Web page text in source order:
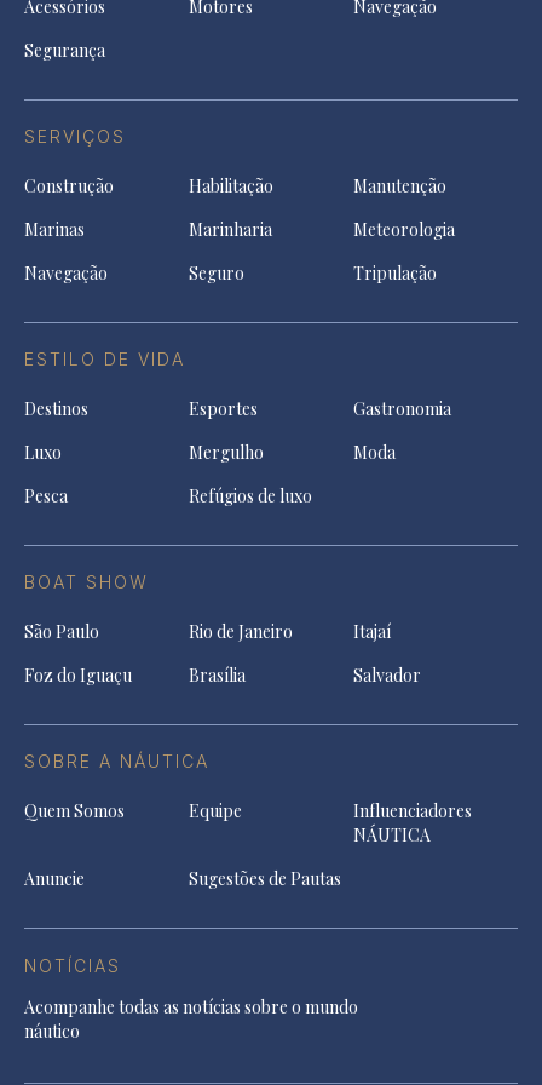
Acessórios Motores
Navegação
Segurança
SERVIÇOS
Construção Habilitação
Manutenção
Marinas
Marinharia
Meteorologia
Navegação
Seguro Tripulação
ESTILO DE VIDA
Destinos Esportes
Gastronomia
Luxo
Mergulho
Moda
Pesca
Refúgios de luxo
BOAT SHOW
São Paulo Rio de Janeiro
Itajaí
Foz do Iguaçu
Brasília Salvador
SOBRE A NÁUTICA
Quem Somos Equipe
Influenciadores
NÁUTICA
Anuncie
Sugestões de Pautas
NOTÍCIAS
Acompanhe todas as notícias sobre o mundo
náutico